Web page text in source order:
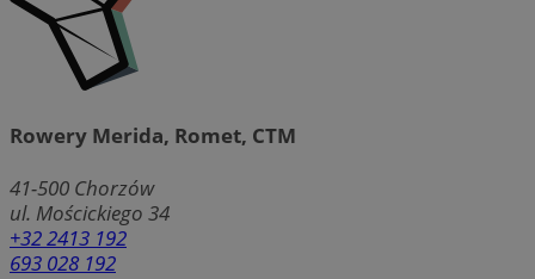
Rowery Merida, Romet, CTM
41-500 Chorzów
ul. Mościckiego 34
+32 2413 192
693 028 192